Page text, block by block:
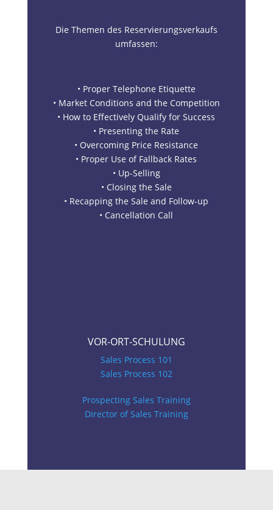
Die Themen des Reservierungsverkaufs
umfassen:
• Proper Telephone Etiquette
• Market Conditions and the Competition
• How to Effectively Qualify for Success
• Presenting the Rate
• Overcoming Price Resistance
• Proper Use of Fallback Rates
• Up-Selling
• Closing the Sale
• Recapping the Sale and Follow-up
• Cancellation Call
VOR-ORT-SCHULUNG
Sales Process 101
Sales Process 102
Prospecting Sales Training
Director of Sales Training